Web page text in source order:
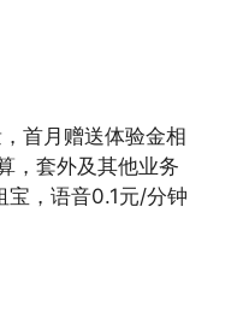
首月赠送体验金相
，套外及其他业务
宝，语音0.1元/分钟